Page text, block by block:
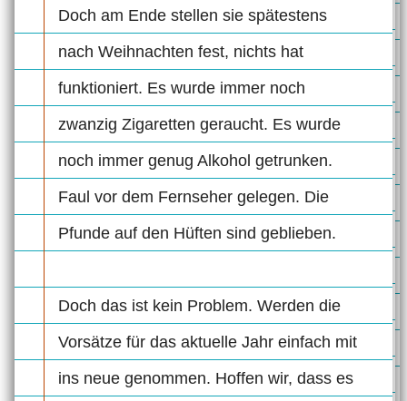
Doch am Ende stellen sie spätestens
nach Weihnachten fest, nichts hat
funktioniert. Es wurde immer noch
zwanzig Zigaretten geraucht. Es wurde
noch immer genug Alkohol getrunken.
Faul vor dem Fernseher gelegen. Die
Pfunde auf den Hüften sind geblieben.
Doch das ist kein Problem. Werden die
Vorsätze für das aktuelle Jahr einfach mit
ins neue genommen. Hoffen wir, dass es